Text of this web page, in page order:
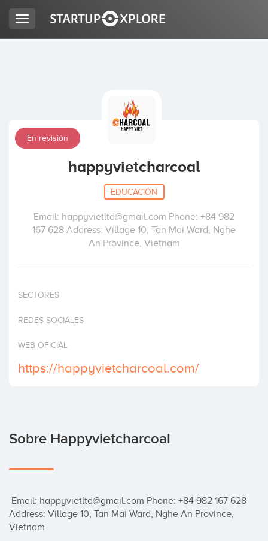
ACCESO
Toggle
navigation
En revisión
happyvietcharcoal
EDUCACIÓN
Email: happyvietltd@gmail.com Phone: +84 982
167 628 Address: Village 10, Tan Mai Ward, Nghe
An Province, Vietnam
SECTORES
REDES SOCIALES
WEB OFICIAL
https://happyvietcharcoal.com/
Sobre Happyvietcharcoal
Address: Village 10, Tan Mai Ward, Nghe An Province,
Vietnam